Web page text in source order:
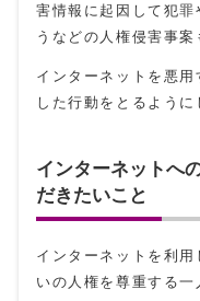
害情報に起因して犯
うなどの人権侵害事案
インターネットを悪
した行動をとるように
インターネットへ
だきたいこと
インターネットを利
いの人権を尊重する一